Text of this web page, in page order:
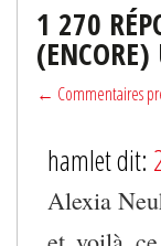
1 270
← Commentaires
hamlet dit:
Alexia